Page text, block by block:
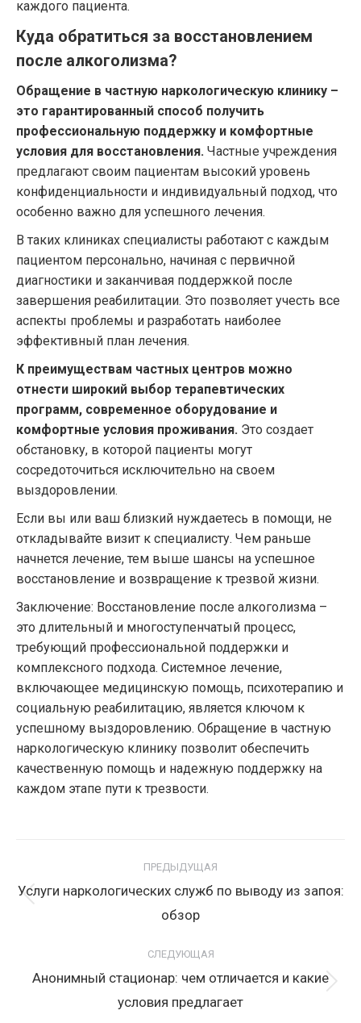
каждого пациента.
Куда обратиться за восстановлением
после алкоголизма?
Обращение в частную наркологическую клинику –
это гарантированный способ получить
профессиональную поддержку и комфортные
условия для восстановления. Частные учреждения
предлагают своим пациентам высокий уровень
конфиденциальности и индивидуальный подход, что
особенно важно для успешного лечения.
В таких клиниках специалисты работают с каждым
пациентом персонально, начиная с первичной
диагностики и заканчивая поддержкой после
завершения реабилитации. Это позволяет учесть все
аспекты проблемы и разработать наиболее
эффективный план лечения.
К преимуществам частных центров можно
отнести широкий выбор терапевтических
программ, современное оборудование и
комфортные условия проживания. Это создает
обстановку, в которой пациенты могут
сосредоточиться исключительно на своем
выздоровлении.
Если вы или ваш близкий нуждаетесь в помощи, не
откладывайте визит к специалисту. Чем раньше
начнется лечение, тем выше шансы на успешное
восстановление и возвращение к трезвой жизни.
Заключение: Восстановление после алкоголизма –
это длительный и многоступенчатый процесс,
требующий профессиональной поддержки и
комплексного подхода. Системное лечение,
включающее медицинскую помощь, психотерапию и
социальную реабилитацию, является ключом к
успешному выздоровлению. Обращение в частную
наркологическую клинику позволит обеспечить
качественную помощь и надежную поддержку на
каждом этапе пути к трезвости.
записям
ПРЕДЫДУЩАЯ
Предыдущая
запись:
Услуги наркологических служб по выводу из запоя:
обзор
СЛЕДУЮЩАЯ
запись:
Анонимный стационар: чем отличается и какие
условия предлагает